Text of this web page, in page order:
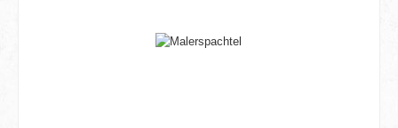
Bildergalerie überspringen